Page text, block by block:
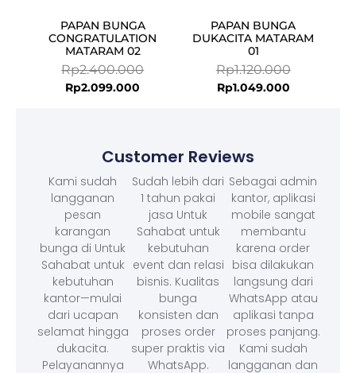
PAPAN BUNGA
CONGRATULATION
MATARAM 02
Rp2.400.000
Rp2.099.000
PAPAN BUNGA
DUKACITA MATARAM
01
Rp1.120.000
Rp1.049.000
Customer Reviews
Kami sudah
langganan
pesan
karangan
bunga di Untuk
Sahabat untuk
kebutuhan
kantor—mulai
dari ucapan
selamat hingga
dukacita.
Pelayanannya
Sudah lebih dari
1 tahun pakai
jasa Untuk
Sahabat untuk
kebutuhan
event dan relasi
bisnis. Kualitas
bunga
konsisten dan
proses order
super praktis via
WhatsApp.
Sebagai admin
kantor, aplikasi
mobile sangat
membantu
karena order
bisa dilakukan
langsung dari
WhatsApp atau
aplikasi tanpa
proses panjang.
Kami sudah
langganan dan